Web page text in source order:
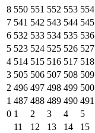
8 550 551 552 553 554
7 541 542 543 544 545
6 532 533 534 535 536
5 523 524 525 526 527
4 514 515 516 517 518
3 505 506 507 508 509
2 496 497 498 499 500
1 487 488 489 490 491
0 1 2 3 4 5
11
12 13 14 15